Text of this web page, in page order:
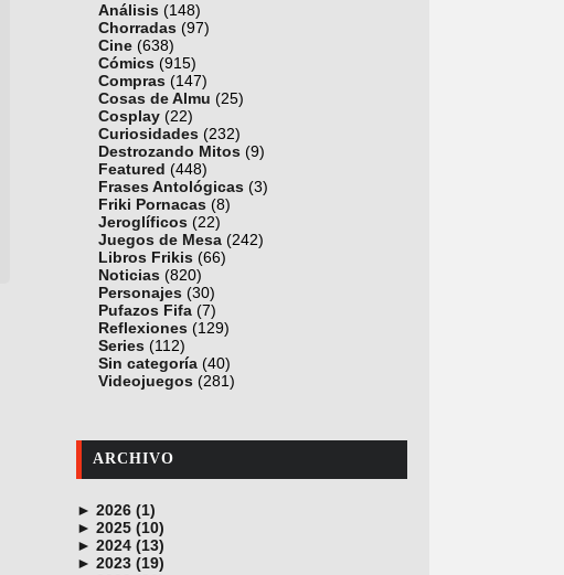
Análisis (148)
Chorradas (97)
Cine (638)
Cómics (915)
Compras (147)
Cosas de Almu (25)
Cosplay (22)
Curiosidades (232)
Destrozando Mitos (9)
Featured (448)
Frases Antológicas (3)
Friki Pornacas (8)
Jeroglíficos (22)
Juegos de Mesa (242)
Libros Frikis (66)
Noticias (820)
Personajes (30)
Pufazos Fifa (7)
Reflexiones (129)
Series (112)
Sin categoría (40)
Videojuegos (281)
ARCHIVO
► 2026 (1)
junio (1)
► 2025 (10)
noviembre (1)
octubre (1)
► 2024 (13)
diciembre (4)
► 2023 (19)